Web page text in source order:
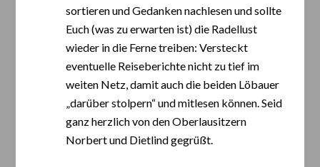
sortieren und Gedanken nachlesen und sollte
Euch (was zu erwarten ist) die Radellust
wieder in die Ferne treiben: Versteckt
eventuelle Reiseberichte nicht zu tief im
weiten Netz, damit auch die beiden Löbauer
„darüber stolpern“ und mitlesen können. Seid
ganz herzlich von den Oberlausitzern
Norbert und Dietlind gegrüßt.